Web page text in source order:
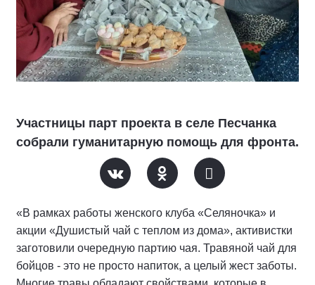
Участницы парт проекта в селе Песчанка
собрали гуманитарную помощь для фронта.
«В рамках работы женского клуба «Селяночка» и
акции «Душистый чай с теплом из дома», активистки
заготовили очередную партию чая. Травяной чай для
бойцов - это не просто напиток, а целый жест заботы.